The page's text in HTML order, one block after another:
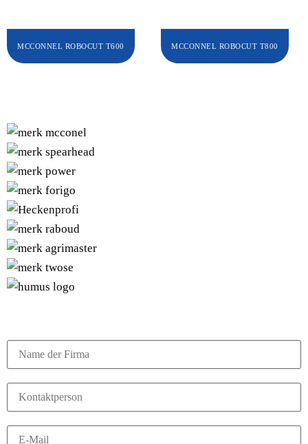
MCCONNEL ROBOCUT T600 MCCONNEL ROBOCUT T800